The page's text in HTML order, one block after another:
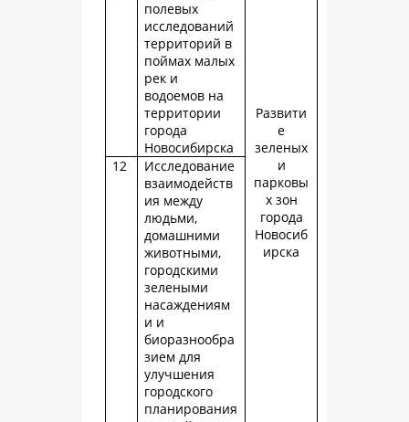
Развити
е
зеленых
и
парковы
х зон
города
Новосиб
ирска
полевых
исследований
территорий в
поймах малых
рек и
водоемов на
территории
города
Новосибирска
12
Исследование
взаимодейств
ия между
людьми,
домашними
животными,
городскими
зелеными
насаждениям
и и
биоразнообра
зием для
улучшения
городского
планирования